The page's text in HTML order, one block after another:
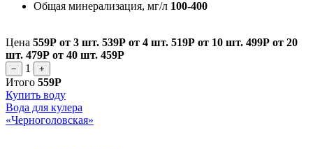
Общая минерализация, мг/л 100-400
Цена 559Р от 3 шт. 539Р от 4 шт. 519Р от 10 шт. 499Р от 20
шт. 479Р от 40 шт. 459Р
− 1 +
Итого 559Р
Купить воду
Вода для кулера
«Черноголовская»